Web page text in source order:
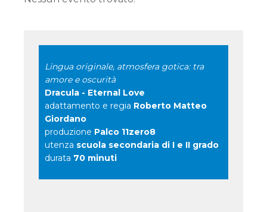
Lingua originale, atmosfera gotica: tra
amore e oscurità
Dracula - Eternal Love
adattamento e regia Roberto Matteo
Giordano
produzione Palco 11zero8
utenza scuola secondaria di I e II grado
durata 70 minuti